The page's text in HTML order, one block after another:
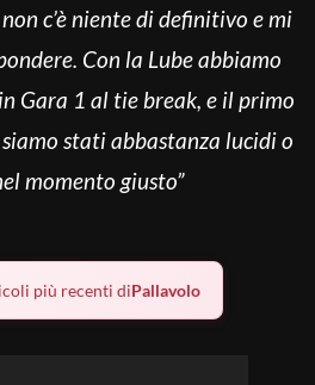
c’è niente di definitivo e mi
Con la Lube abbiamo
Gara 1 al tie break, e il primo
stati abbastanza lucidi o
momento giusto”
più recenti diPallavolo